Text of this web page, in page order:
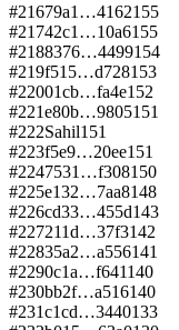
#21679a1…4162155
#21742c1…10a6155
#2188376…4499154
#219f515…d728153
#22001cb…fa4e152
#221e80b…9805151
#222Sahil151
#223f5e9…20ee151
#2247531…f308150
#225e132…7aa8148
#226cd33…455d143
#227211d…37f3142
#22835a2…a556141
#2290c1a…f641140
#230bb2f…a516140
#231c1cd…3440133